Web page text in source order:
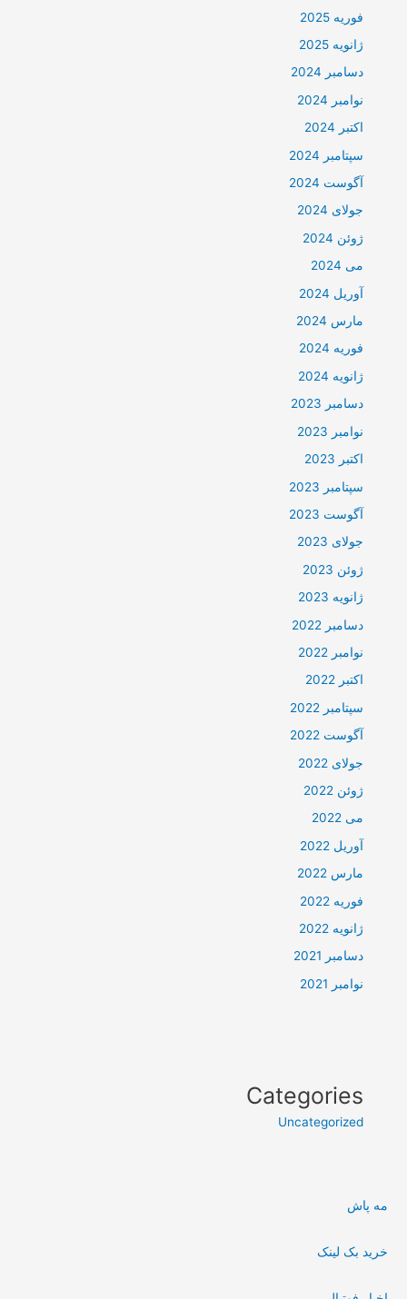
فوریه 2025
ژانویه 2025
دسامبر 2024
نوامبر 2024
اکتبر 2024
سپتامبر 2024
آگوست 2024
جولای 2024
ژوئن 2024
می 2024
آوریل 2024
مارس 2024
فوریه 2024
ژانویه 2024
دسامبر 2023
نوامبر 2023
اکتبر 2023
سپتامبر 2023
آگوست 2023
جولای 2023
ژوئن 2023
ژانویه 2023
دسامبر 2022
نوامبر 2022
اکتبر 2022
سپتامبر 2022
آگوست 2022
جولای 2022
ژوئن 2022
می 2022
آوریل 2022
مارس 2022
فوریه 2022
ژانویه 2022
دسامبر 2021
نوامبر 2021
Categories
Uncategorized
مه پاش
خرید بک لینک